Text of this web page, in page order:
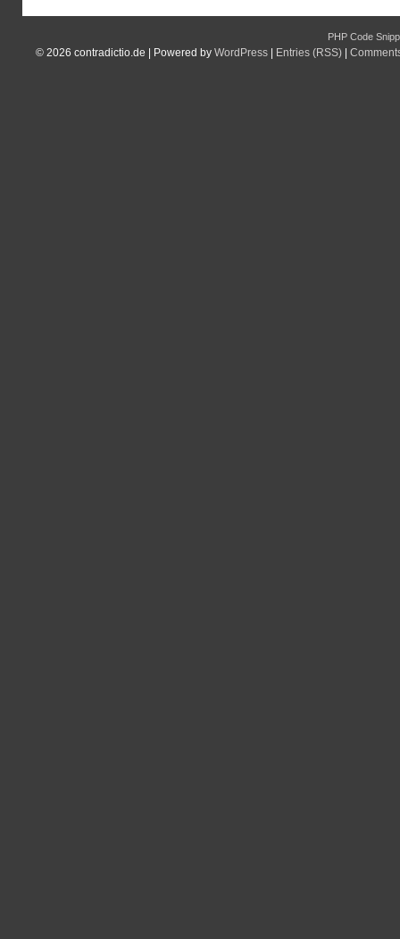
PHP Code
© 2026 contradictio.de | Powered by WordPress | Entries (RSS) |